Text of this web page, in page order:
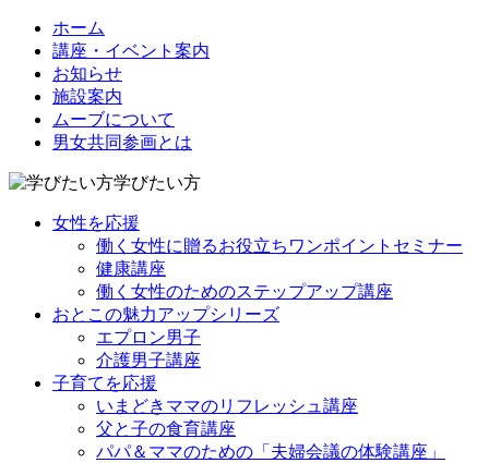
ホーム
講座・イベント案内
お知らせ
施設案内
ムーブについて
男女共同参画とは
学びたい方
女性を応援
働く女性に贈るお役立ちワンポイントセミナー
健康講座
働く女性のためのステップアップ講座
おとこの魅力アップシリーズ
エプロン男子
介護男子講座
子育てを応援
いまどきママのリフレッシュ講座
父と子の食育講座
パパ＆ママのための「夫婦会議の体験講座」